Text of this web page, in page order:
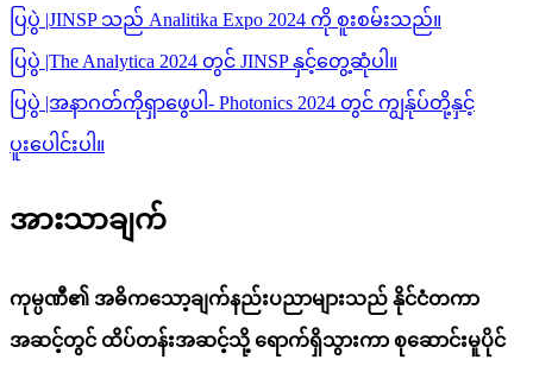
ပြပွဲ |JINSP သည် Analitika Expo 2024 ကို စူးစမ်းသည်။
ပြပွဲ |The Analytica 2024 တွင် JINSP နှင့်တွေ့ဆုံပါ။
ပြပွဲ |အနာဂတ်ကိုရှာဖွေပါ- Photonics 2024 တွင် ကျွန်ုပ်တို့နှင့်
ပူးပေါင်းပါ။
အားသာချက်
ကုမ္ပဏီ၏ အဓိကသော့ချက်နည်းပညာများသည် နိုင်ငံတကာ
အဆင့်တွင် ထိပ်တန်းအဆင့်သို့ ရောက်ရှိသွားကာ စုဆောင်းမူပိုင်